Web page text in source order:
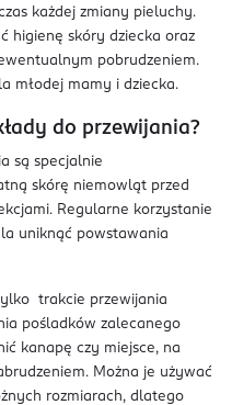
każdej zmiany pieluchy.
higienę skóry dziecka oraz
pobrudzeniem.
młodej mamy i dziecka.
do przewijania?
są specjalnie
skórę niemowląt przed
Regularne korzystanie
uniknąć powstawania
trakcie przewijania
pośladków zalecanego
kanapę czy miejsce, na
Można je używać
rozmiarach, dlatego